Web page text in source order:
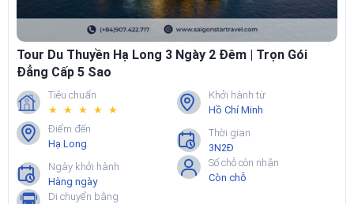
Tour Du Thuyền Hạ Long 3 Ngày 2 Đêm | Trọn Gói
Đẳng Cấp 5 Sao
Tiêu chuẩn
★ ★ ★ ★ ★
Khởi hành từ
Hồ Chí Minh
Điểm đến
Hạ Long
Thời gian
3N2Đ
Ngày khởi hành
Hàng ngày
Số chỗ còn nhận
Còn chỗ
Di chuyển bằng